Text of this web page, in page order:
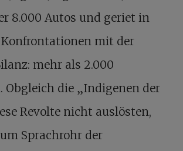
8.000 Autos und geriet in
mit der
mehr als 2.000
Obgleich die „Indigenen der
Revolte nicht auslösten,
Sprachrohr der